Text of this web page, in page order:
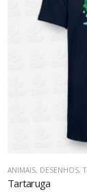
ANIMAIS, DESENHOS,
Tartaruga